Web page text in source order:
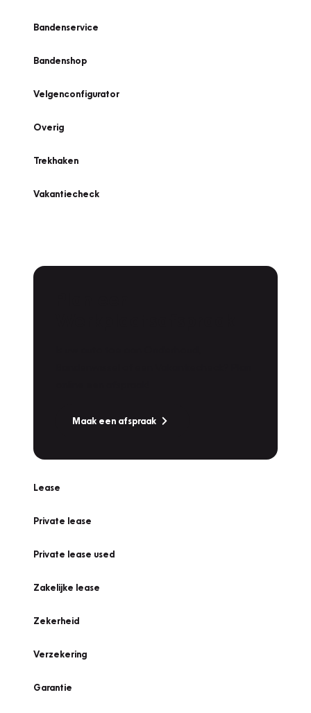
Bandenservice
Bandenshop
Velgenconfigurator
Overig
Trekhaken
Vakantiecheck
Maak een afspraak
Lease
Private lease
Private lease used
Zakelijke lease
Zekerheid
Verzekering
Garantie